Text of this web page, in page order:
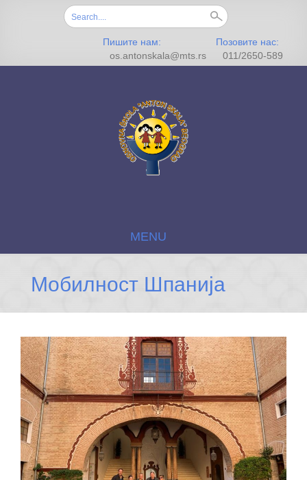
Search for:
Пишите нам:
os.antonskala@mts.rs
Позовите нас:
011/2650-589
MENU
Мобилност Шпанија